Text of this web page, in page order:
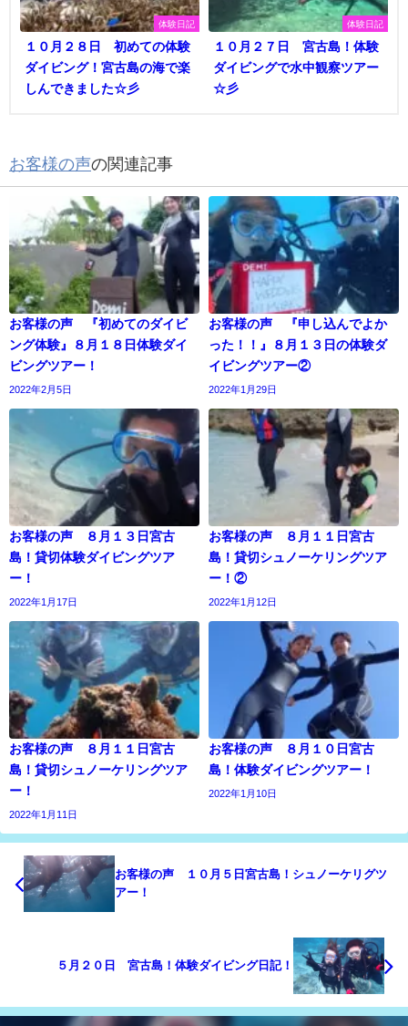
体験日記
１０月２８日 初めての体験
ダイビング！宮古島の海で楽
しんできました☆彡
体験日記
１０月２７日 宮古島！体験
ダイビングで水中観察ツアー
☆彡
お客様の声の関連記事
お客様の声 『初めてのダイビ
ング体験』８月１８日体験ダイ
ビングツアー！
2022年2月5日
お客様の声 『申し込んでよか
った！！』８月１３日の体験ダ
イビングツアー②
2022年1月29日
お客様の声 ８月１３日宮古
島！貸切体験ダイビングツア
ー！
2022年1月17日
お客様の声 ８月１１日宮古
島！貸切シュノーケリングツア
ー！②
2022年1月12日
お客様の声 ８月１１日宮古
島！貸切シュノーケリングツア
ー！
2022年1月11日
お客様の声 ８月１０日宮古
島！体験ダイビングツアー！
2022年1月10日
お客様の声 １０月５日宮古島！シュノーケリグツ
アー！
５月２０日 宮古島！体験ダイビング日記！